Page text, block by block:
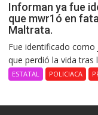
Informan ya fue
que mwr1ó en
Maltrata.
Fue identificado como
que perdió la vida tras
ESTATAL POLICIACA